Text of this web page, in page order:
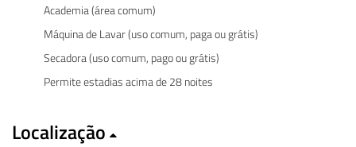
Academia (área comum)
Máquina de Lavar (uso comum, paga ou grátis)
Secadora (uso comum, pago ou grátis)
Permite estadias acima de 28 noites
Localização